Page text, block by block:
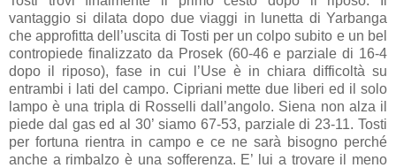
vantaggio si dilata dopo due viaggi in lunetta di Yarbanga
che approfitta dell’uscita di Tosti per un colpo subito e un bel
contropiede finalizzato da Prosek (60-46 e parziale di 16-4
dopo il riposo), fase in cui l’Use è in chiara difficoltà su
entrambi i lati del campo. Cipriani mette due liberi ed il solo
lampo è una tripla di Rosselli dall’angolo. Siena non alza il
piede dal gas ed al 30’ siamo 67-53, parziale di 23-11. Tosti
per fortuna rientra in campo e ce ne sarà bisogno perché
anche a rimbalzo è una sofferenza. E’ lui a trovare il meno